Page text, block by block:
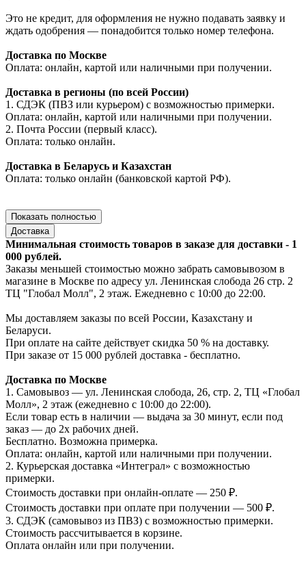
Это не кредит, для оформления не нужно подавать заявку и
ждать одобрения — понадобится только номер телефона.
Доставка по Москве
Оплата: онлайн, картой или наличными при получении.
Доставка в регионы (по всей России)
1. СДЭК (ПВЗ или курьером) с возможностью примерки.
Оплата: онлайн, картой или наличными при получении.
2. Почта России (первый класс).
Оплата: только онлайн.
Доставка в Беларусь и Казахстан
Оплата: только онлайн (банковской картой РФ).
Показать полностью
Доставка
Минимальная стоимость товаров в заказе для доставки - 1
000 рублей.
Заказы меньшей стоимостью можно забрать самовывозом в
магазине в Москве по адресу ул. Ленинская слобода 26 стр. 2
ТЦ "Глобал Молл", 2 этаж. Ежедневно с 10:00 до 22:00.
Мы доставляем заказы по всей России, Казахстану и
Беларуси.
При оплате на сайте действует скидка 50 % на доставку.
При заказе от 15 000 рублей доставка - бесплатно.
Доставка по Москве
1. Самовывоз — ул. Ленинская слобода, 26, стр. 2, ТЦ «Глобал
Молл», 2 этаж (ежедневно с 10:00 до 22:00).
Если товар есть в наличии — выдача за 30 минут, если под
заказ — до 2х рабочих дней.
Бесплатно. Возможна примерка.
Оплата: онлайн, картой или наличными при получении.
2. Курьерская доставка «Интеграл» с возможностью
примерки.
Стоимость доставки при онлайн-оплате — 250 ₽.
Стоимость доставки при оплате при получении — 500 ₽.
3. СДЭК (самовывоз из ПВЗ) с возможностью примерки.
Стоимость рассчитывается в корзине.
Оплата онлайн или при получении.